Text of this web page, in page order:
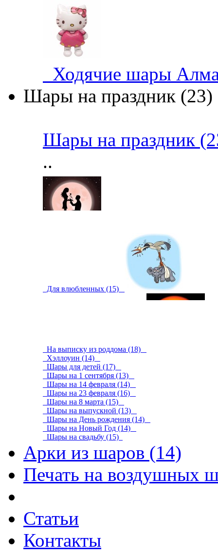
Ходячие шары
Шары на праздник (23)
Шары на праздник
..
Для влюбленных (15)
На выписку из роддома (18)
Хэллоуин (14)
Шары для детей (17)
Шары на 1 сентября (13)
Шары на 14 февраля (14)
Шары на 23 февраля (16)
Шары на 8 марта (15)
Шары на выпускной (13)
Шары на День рождения (14)
Шары на Новый Год (14)
Шары на свадьбу (15)
Арки из шаров (14)
Печать на воздушных
Статьи
Контакты